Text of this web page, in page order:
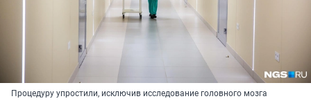
Процедуру упростили, исключив исследование головного мозга